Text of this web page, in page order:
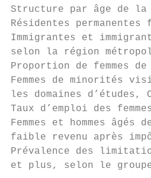
Structure par âge de
Résidentes
Immigrantes et
selon la région
Proportion de
Femmes de minorités
les domaines
Taux d’emploi des
Femmes et hommes
faible revenu
Prévalence des
et plus, selon le